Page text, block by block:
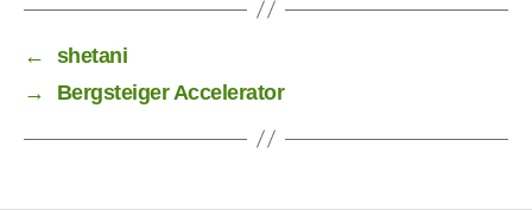
←
shetani
→
Bergsteiger Accelerator